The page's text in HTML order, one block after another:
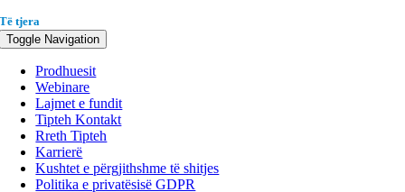
Të tjera
Toggle Navigation
Prodhuesit
Webinare
Lajmet e fundit
Tipteh Kontakt
Rreth Tipteh
Karrierë
Kushtet e përgjithshme të shitjes
Politika e privatësisë GDPR